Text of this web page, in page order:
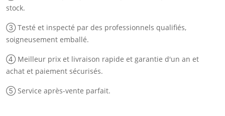
stock.
③ Testé et inspecté par des professionnels qualifiés,
soigneusement emballé.
④ Meilleur prix et livraison rapide et garantie d'un an et
achat et paiement sécurisés.
⑤ Service après-vente parfait.